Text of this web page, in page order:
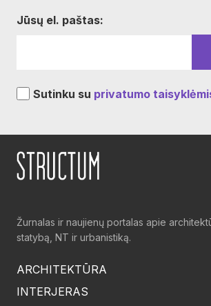
Jūsų el. paštas:
Sutinku su privatumo
Žurnalas ir naujienų portalas apie
statybą, NT ir urbanistiką.
ARCHITEKTŪRA
INTERJERAS